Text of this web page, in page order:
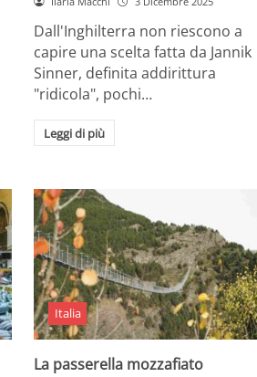
Dall'Inghilterra non riescono a
capire una scelta fatta da Jannik
Sinner, definita addirittura
"ridicola", pochi…
Leggi di più
Italia
La passerella mozzafiato